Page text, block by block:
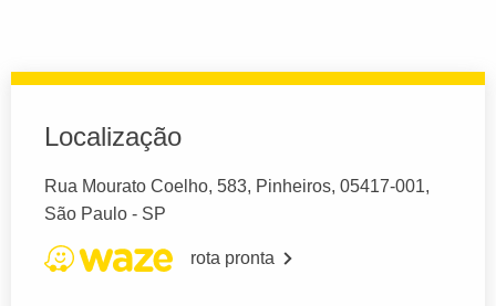
Localização
Rua Mourato Coelho, 583, Pinheiros, 05417-001,
São Paulo - SP
rota pronta